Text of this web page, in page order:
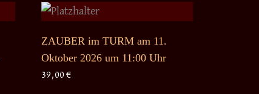
ZAUBER im TURM am 11.
Oktober 2026 um 11:00 Uhr
39,00 €